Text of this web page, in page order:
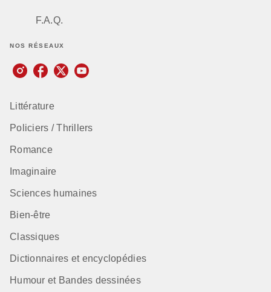
F.A.Q.
NOS RÉSEAUX
Littérature
Policiers / Thrillers
Romance
Imaginaire
Sciences humaines
Bien-être
Classiques
Dictionnaires et encyclopédies
Humour et Bandes dessinées